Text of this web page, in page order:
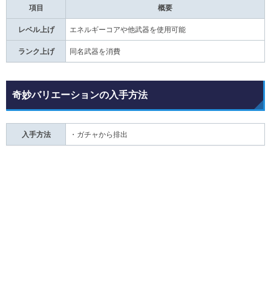
項目 概要
レベル上げ エネルギーコアや他武器を使用可能
ランク上げ 同名武器を消費
奇妙バリエーションの入手方法
入手方法 ・ガチャから排出